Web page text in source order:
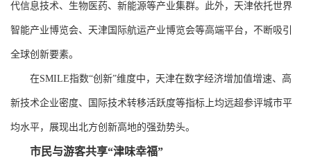
代信息技术、生物医药、新能源等产业集群。此外，天津依托世界
智能产业博览会、天津国际航运产业博览会等高端平台，不断吸引
全球创新要素。
在SMILE指数“创新”维度中，天津在数字经济增加值增速、高
新技术企业密度、国际技术转移活跃度等指标上均远超参评城市平
均水平，展现出北方创新高地的强劲势头。
市民与游客共享“津味幸福”